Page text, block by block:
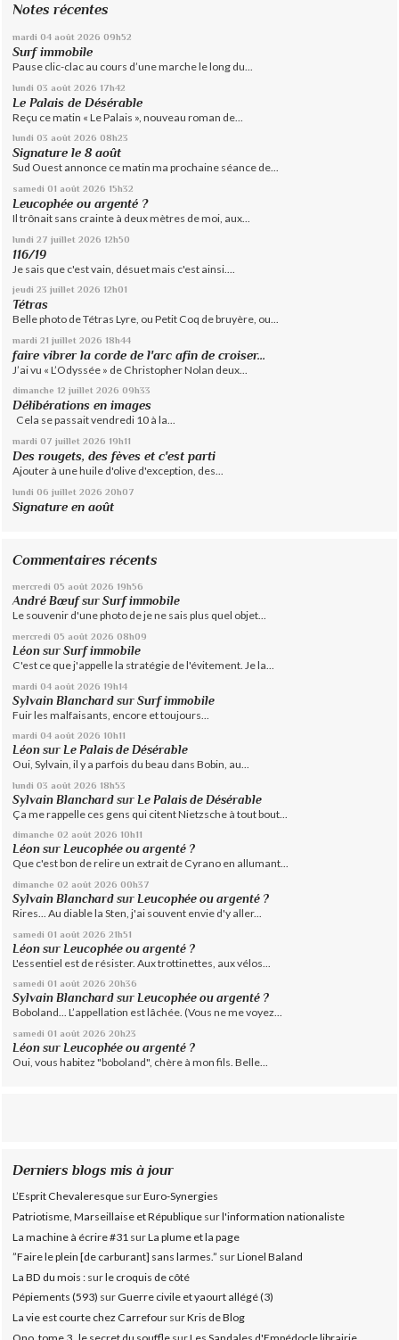
Notes récentes
mardi 04 août 2026 09h52
Surf immobile
Pause clic-clac au cours d’une marche le long du...
lundi 03 août 2026 17h42
Le Palais de Désérable
Reçu ce matin « Le Palais », nouveau roman de...
lundi 03 août 2026 08h23
Signature le 8 août
Sud Ouest annonce ce matin ma prochaine séance de...
samedi 01 août 2026 15h32
Leucophée ou argenté ?
Il trônait sans crainte à deux mètres de moi, aux...
lundi 27 juillet 2026 12h50
116/19
Je sais que c'est vain, désuet mais c'est ainsi....
jeudi 23 juillet 2026 12h01
Tétras
Belle photo de Tétras Lyre, ou Petit Coq de bruyère, ou...
mardi 21 juillet 2026 18h44
faire vibrer la corde de l'arc afin de croiser...
J’ai vu « L’Odyssée » de Christopher Nolan deux...
dimanche 12 juillet 2026 09h33
Délibérations en images
Cela se passait vendredi 10 à la...
mardi 07 juillet 2026 19h11
Des rougets, des fèves et c'est parti
Ajouter à une huile d'olive d'exception, des...
lundi 06 juillet 2026 20h07
Signature en août
Commentaires récents
mercredi 05 août 2026 19h56
André BœufsurSurf immobile
Le souvenir d'une photo de je ne sais plus quel objet...
mercredi 05 août 2026 08h09
Léon surSurf immobile
C'est ce que j'appelle la stratégie de l'évitement. Je la...
mardi 04 août 2026 19h14
Sylvain Blanchard surSurf immobile
Fuir les malfaisants, encore et toujours...
mardi 04 août 2026 10h11
Léon surLe Palais de Désérable
Oui, Sylvain, il y a parfois du beau dans Bobin, au...
lundi 03 août 2026 18h53
Sylvain Blanchard sur Le Palais de Désérable
Ça me rappelle ces gens qui citent Nietzsche à tout bout...
dimanche 02 août 2026 10h11
Léon surLeucophée ou argenté ?
Que c'est bon de relire un extrait de Cyrano en allumant...
dimanche 02 août 2026 00h37
Sylvain Blanchard sur Leucophée ou argenté ?
Rires... Au diable la Sten, j'ai souvent envie d'y aller...
samedi 01 août 2026 21h51
Léon sur Leucophée ou argenté ?
L'essentiel est de résister. Aux trottinettes, aux vélos...
samedi 01 août 2026 20h36
Sylvain Blanchard surLeucophée ou argenté ?
Boboland... L’appellation est lâchée. (Vous ne me voyez...
samedi 01 août 2026 20h23
Léon sur Leucophée ou argenté ?
Oui, vous habitez "boboland", chère à mon fils. Belle...
Derniers blogs mis à jour
L’Esprit Chevaleresque surEuro-Synergies
Patriotisme, Marseillaise et République surl'information nationaliste
La machine à écrire #31 surLa plume et la page
”Faire le plein [de carburant] sans larmes.” surLionel Baland
La BD du mois : surle croquis de côté
Pépiements (593) surGuerre civile et yaourt allégé (3)
La vie est courte chez Carrefour surKris de Blog